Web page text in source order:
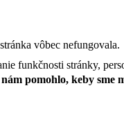
vôbec nefungovala.
funkčnosti stránky,
pomohlo, keby sme